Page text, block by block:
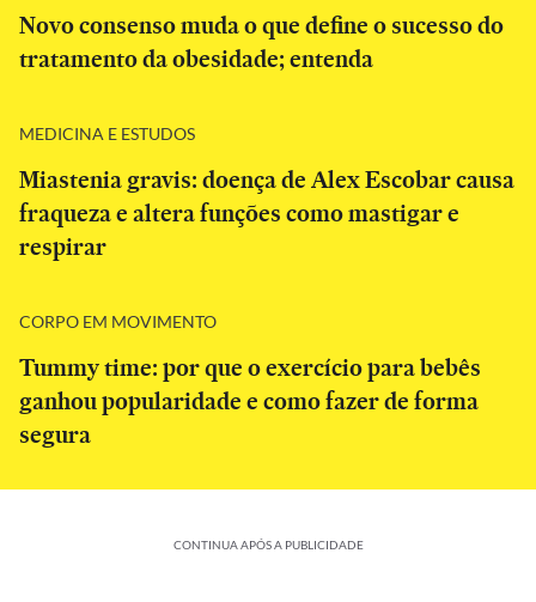
Novo consenso muda o que define o sucesso do
tratamento da obesidade; entenda
MEDICINA E ESTUDOS
Miastenia gravis: doença de Alex Escobar causa
fraqueza e altera funções como mastigar e
respirar
CORPO EM MOVIMENTO
Tummy time: por que o exercício para bebês
ganhou popularidade e como fazer de forma
segura
CONTINUA APÓS A PUBLICIDADE